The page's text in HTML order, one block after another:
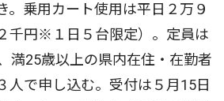
。乗用カート使用は平日２万９
千円※１日５台限定）。定員は
満25歳以上の県内在住・在勤者
人で申し込む。受付は５月15日